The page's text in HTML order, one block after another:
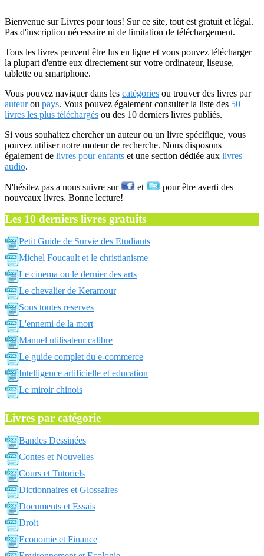
Bienvenue sur Livres pour tous! Sur ce site, tout est gratuit et légal.
Pas d'inscription nécessaire ni de limitation de téléchargement.
Tous les livres peuvent être lus en ligne et vous pouvez télécharger
la plupart d'entre eux directement sur votre ordinateur, liseuse,
tablette ou smartphone.
Vous pouvez naviguer dans les catégories ou trouver des livres par
auteurou pays. Vous pouvez également consulter la liste des 50
livres les plus téléchargés ou des 10 derniers livres publiés.
Si vous souhaitez chercher un auteur ou un livre spécifique, vous
pouvez utiliser notre moteur de recherche. Nous disposons
également de livres pour enfants et une section dédiée aux livres
audio.
N'hésitez pas a nous suivre sur et
pour être averti des
nouveaux livres. Bonne lecture!
Les 10 derniers livres gratuits
Petit Guide de Survie des Etudiants
Michel Foucault et le christianisme
Le cinema ou le dernier des arts
Le chevalier de Keramour
Sous toutes reserves
L'ennemi de la mort
Manuel utilisateur calibre
Le guide complet du e-commerce
Intelligence artificielle et education
Le miroir chinois
Livres par catégorie
Bandes Dessinées
Contes et Nouvelles
Cours et Tutoriels
Dictionnaires et Glossaires
Documents et Essais
Droit
Economie et Finance